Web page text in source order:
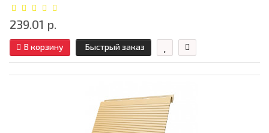
239.01 р.
В корзину Быстрый заказ